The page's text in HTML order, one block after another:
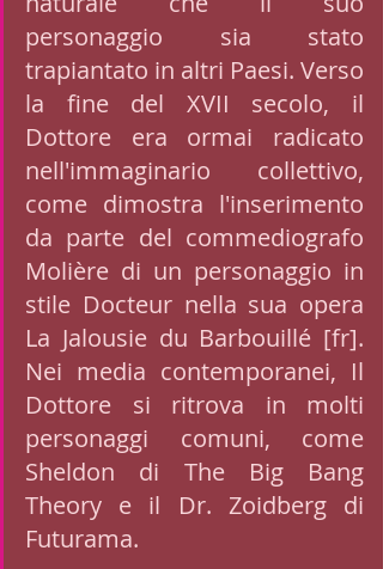
personaggio sia stato
trapiantato in altri Paesi. Verso
la fine del XVII secolo, il
Dottore era ormai radicato
nell'immaginario collettivo,
come dimostra l'inserimento
da parte del commediografo
Molière di un personaggio in
stile Docteur nella sua opera
La Jalousie du Barbouillé [fr].
Nei media contemporanei, Il
Dottore si ritrova in molti
personaggi comuni, come
Sheldon di The Big Bang
Theory e il Dr. Zoidberg di
Futurama.